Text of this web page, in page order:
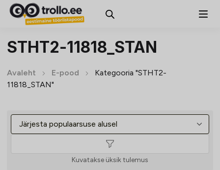
STHT2-11818_STAN
Avaleht E-pood
Kategooria "STHT2-
11818_STAN"
Kuvatakse üksik tulemus